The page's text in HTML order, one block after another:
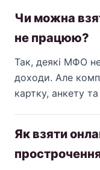
Чи можна
не працюю?
Так, деякі МФО
доходи. Але
картку, анкету
Як взяти